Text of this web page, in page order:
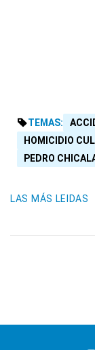
TEMAS:
HOMICIDIO
PEDRO
LAS MÁS LEIDAS